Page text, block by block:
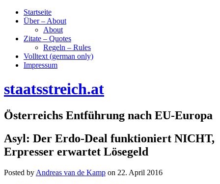
Startseite
Über – About
About
Zitate – Quotes
Regeln – Rules
Volltext (german only)
Impressum
staatsstreich.at
Österreichs Entführung nach EU-Europa
Asyl: Der Erdo-Deal funktioniert NICHT,
Erpresser erwartet Lösegeld
Posted by Andreas van de Kamp on 22. April 2016